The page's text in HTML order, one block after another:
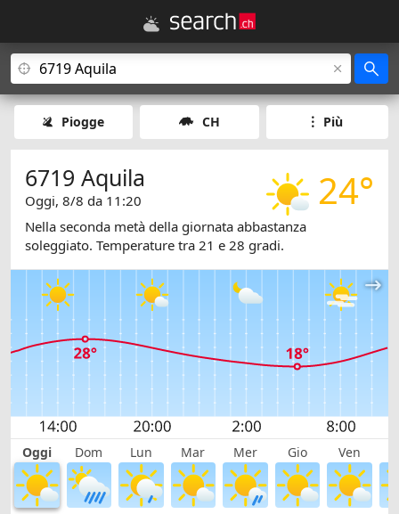
Piogge CH Più
24°
6719 Aquila
Oggi, 8/8 da 11:20
Nella seconda metà della giornata abbastanza
soleggiato. Temperature tra 21 e 28 gradi.
Oggi Dom Lun Mar Mer Gio Ven